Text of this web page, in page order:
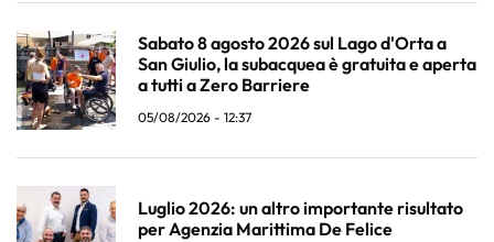
Sabato 8 agosto 2026 sul Lago d'Orta a
San Giulio, la subacquea è gratuita e aperta
a tutti a Zero Barriere
05/08/2026 - 12:37
Luglio 2026: un altro importante risultato
per Agenzia Marittima De Felice